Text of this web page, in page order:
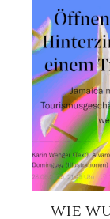
WIE